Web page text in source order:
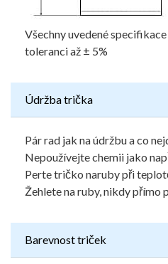
Všechny uvedené
toleranci až ± 5%
Údržba trička
Pár rad jak na údržbu a co
Nepoužívejte chemii jako
Perte tričko naruby při
Žehlete na ruby, nikdy přímo
Barevnost triček